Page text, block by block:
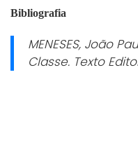
Bibliografia
MENESES, João
Classe. Texto